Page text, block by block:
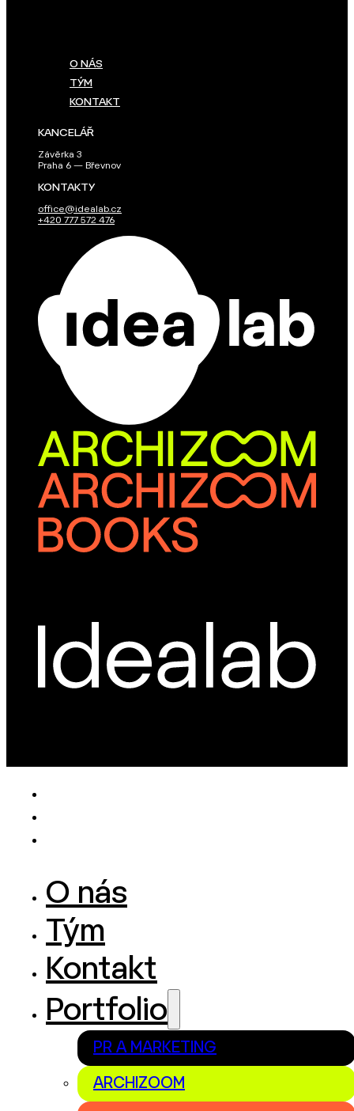
O NÁS
TÝM
KONTAKT
KANCELÁŘ
Závěrka 3
Praha 6 — Břevnov
KONTAKTY
office@idealab.cz
+420 777 572 476
O nás
Tým
Kontakt
Portfolio
PR A MARKETING
ARCHIZOOM